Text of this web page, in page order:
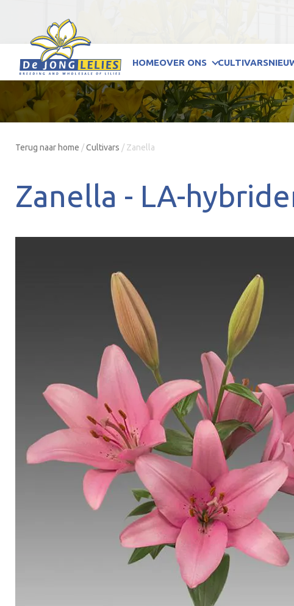
HOMEOVER ONS CULTIVARS
Terug naar home /Cultivars / Zanella
Zanella - LA-